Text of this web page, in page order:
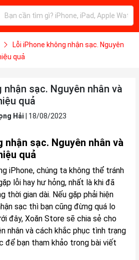
Lỗi iPhone không nhận sạc. Nguyên
quả
nhận sạc. Nguyên nhân và
quả
Hải 18/08/2023
nhận sạc. Nguyên nhân và
quả
iPhone, chúng ta không thể tránh
lỗi hay hư hỏng, nhất là khi đã
thời gian dài. Nếu gặp phải hiện
sạc thì bạn cũng đừng quá lo
đây, Xoăn Store sẽ chia sẻ cho
nhân và cách khắc phục tình trạng
để bạn tham khảo trong bài viết